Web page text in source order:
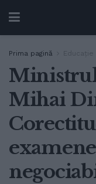
Prima pagină Educație
Mihai